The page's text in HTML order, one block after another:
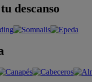
descanso